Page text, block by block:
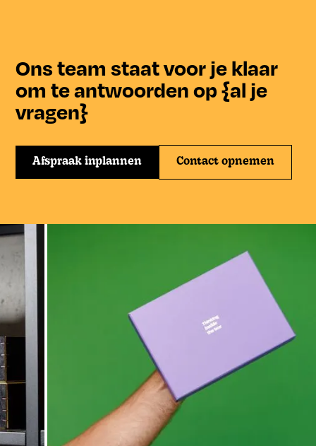
Ons team staat voor je klaar
om te antwoorden op {al je
vragen}
Afspraak inplannen Contact opnemen